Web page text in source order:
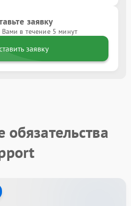
заявку
Вами в течение 5 минут
заявку
обязательства